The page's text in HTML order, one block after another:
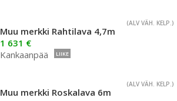
(ALV VÄH. KELP.)
Muu merkki Rahtilava 4,7m
1 631 €
Kankaanpää
LIIKE
(ALV VÄH. KELP.)
Muu merkki Roskalava 6m